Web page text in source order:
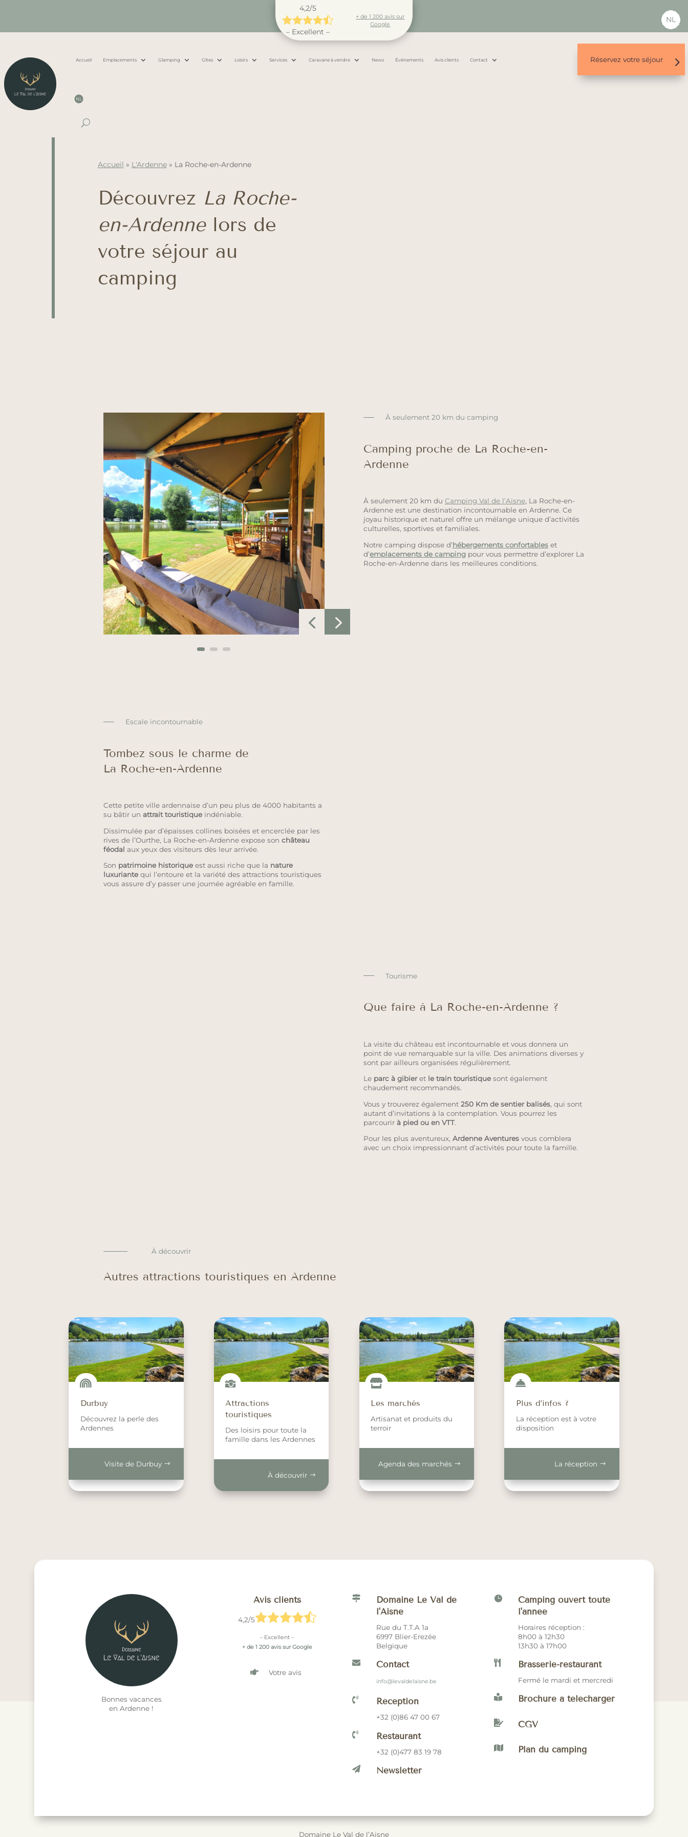
4,2/5

– Excellent –
+ de 1 200 avis sur
Google
NL
Accueil Emplacements Glamping Gîtes Loisirs Services Caravane à vendre News Événements Avis clients Contact
NL
Réservez votre séjour
Accueil » L'Ardenne» La Roche-en-Ardenne
Découvrez La Roche-
en-Ardennelors de
votre séjour au
camping
À seulement 20 km du camping
Camping proche de La Roche-en-
Ardenne
À seulement 20 km du Camping Val de l’Aisne, La Roche-en-
Ardenne est une destination incontournable en Ardenne. Ce
joyau historique et naturel offre un mélange unique d’activités
culturelles, sportives et familiales.
Notre camping dispose d’hébergements confortableset
d’emplacements de campingpour vous permettre d’explorer La
Roche-en-Ardenne dans les meilleures conditions.
Escale incontournable
Tombez sous le charme de
La Roche-en-Ardenne
Cette petite ville ardennaise d’un peu plus de 4000 habitants a
su bâtir un attrait touristiqueindéniable.
Dissimulée par d’épaisses collines boisées et encerclée par les
rives de l’Ourthe, La Roche-en-Ardenne expose son château
féodal aux yeux des visiteurs dès leur arrivée.
Son patrimoine historiqueest aussi riche que la nature
luxuriantequi l’entoure et la variété des attractions touristiques
vous assure d’y passer une journée agréable en famille.
Tourisme
Que faire à La Roche-en-Ardenne ?
La visite du château est incontournable et vous donnera un
point de vue remarquable sur la ville. Des animations diverses y
sont par ailleurs organisées régulièrement.
Le parc à gibieret le train touristiquesont également
chaudement recommandés.
Vous y trouverez également 250 Km de sentier balisés, qui sont
autant d’invitations à la contemplation. Vous pourrez les
parcourir à pied ou en VTT.
Pour les plus aventureux, Ardenne Aventuresvous comblera
avec un choix impressionnant d’activités pour toute la famille.
À découvrir
Autres attractions touristiques en Ardenne

Durbuy
Découvrez la perle des
Ardennes
Visite de Durbuy

Attractions
touristiques
Des loisirs pour toute la
famille dans les Ardennes
À découvrir

Les marchés
Artisanat et produits du
terroir
Agenda des marchés

Plus d’infos ?
La réception est à votre
disposition
La réception
Bonnes vacances
en Ardenne !
Avis clients
4,2/5
– Excellent –
+ de 1 200 avis sur Google
 Votre avis

Domaine Le Val de
l'Aisne
Rue du T.T.A 1a
6997 Blier-Erezée
Belgique
 Contact
info@levaldelaisne.be
 Réception
+32 (0)86 47 00 67
 Restaurant
+32 (0)477 83 19 78
 Newsletter

Camping ouvert toute
l'année
Horaires réception :
8h00 à 12h30
13h30 à 17h00
 Brasserie-restaurant
Fermé le mardi et mercredi
 Brochure à télécharger
 CGV
 Plan du camping
Domaine Le Val de l’Aisne